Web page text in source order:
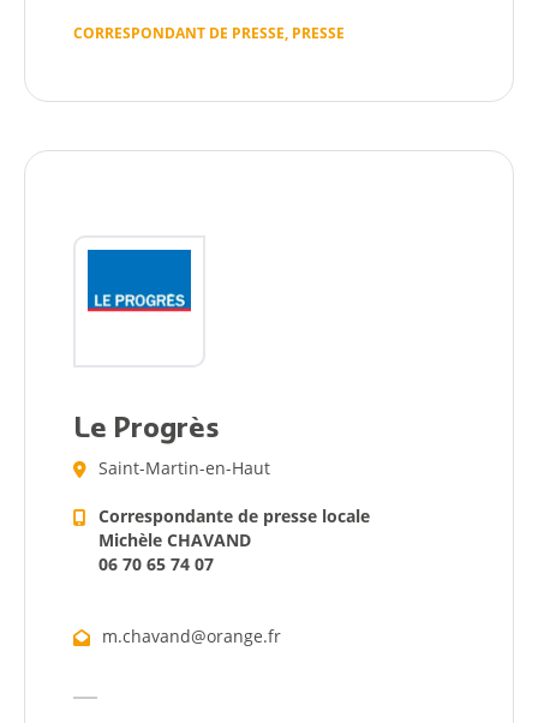
CORRESPONDANT DE PRESSE, PRESSE
Le Progrès
Saint-Martin-en-Haut
Correspondante de presse locale
Michèle CHAVAND
06 70 65 74 07
m.chavand@orange.fr